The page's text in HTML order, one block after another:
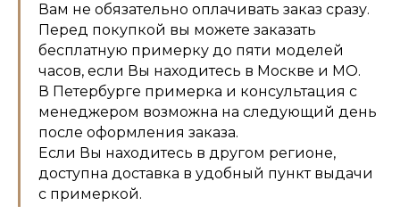
Вам не обязательно оплачивать заказ сразу.
Перед покупкой вы можете заказать
бесплатную примерку до пяти моделей
часов, если Вы находитесь в Москве и МО.
В Петербурге примерка и консультация с
менеджером возможна на следующий день
после оформления заказа.
Если Вы находитесь в другом регионе,
доступна доставка в удобный пункт выдачи
с примеркой.